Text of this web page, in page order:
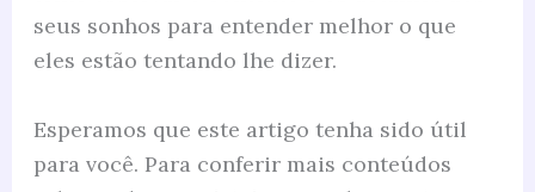
seus sonhos para entender melhor o que
eles estão tentando lhe dizer.
Esperamos que este artigo tenha sido útil
para você. Para conferir mais conteúdos